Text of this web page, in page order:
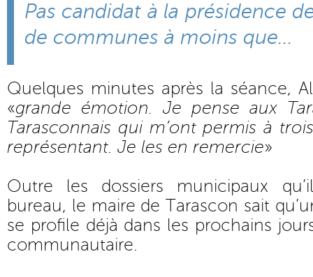
Pas candidat à la présidence
de communes à moins que...
Quelques minutes après la séance,
«grande émotion. Je pense aux
Tarasconnais qui m’ont permis à
représentant. Je les en remercie»
Outre les dossiers municipaux
bureau, le maire de Tarascon sait
se profile déjà dans les prochains
communautaire.